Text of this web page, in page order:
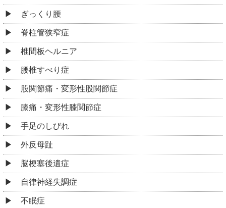
ぎっくり腰
脊柱管狭窄症
椎間板ヘルニア
腰椎すべり症
股関節痛・変形性股関節症
膝痛・変形性膝関節症
手足のしびれ
外反母趾
脳梗塞後遺症
自律神経失調症
不眠症